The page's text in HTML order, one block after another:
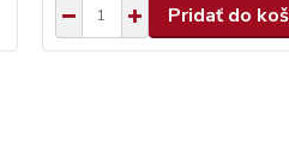
Pridať do